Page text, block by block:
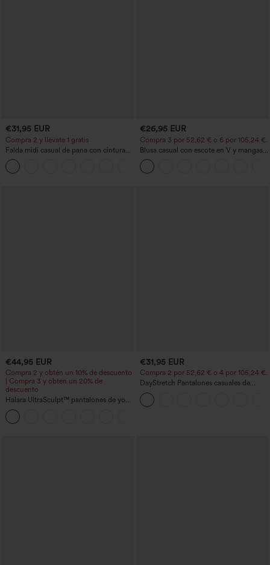
€31,95 EUR
Compra 2 y llévate 1 gratis
Falda midi casual de pana con cintura
media y bolsillo lateral frontal con
solapa
€26,95 EUR
Compra 3 por 52,62 € o 6 por 105,24 €.
Blusa casual con escote en V y mangas
cortas abullonadas
€44,95 EUR
Compra 2 y obtén un 10% de descuento
| Compra 3 y obtén un 20% de
descuento
Halara UltraSculpt™ pantalones de yoga
holgados de talle alto con control
abdominal, rayas color block y bolsillos
€31,95 EUR
Compra 2 por 52,62 € o 4 por 105,24 €.
DayStretch Pantalones casuales de
cintura alta con pernera tipo barril y
bolsillos